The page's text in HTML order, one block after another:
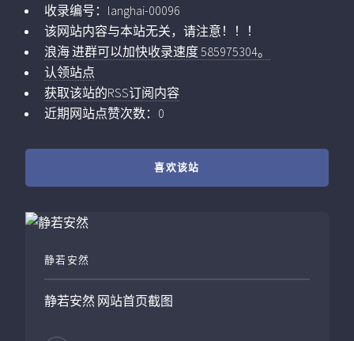
收录编号： langhai-00096
该网站内容与本站无关，请注意！！！
浪海 进群可以加快收录速度 585975304。
认领站点
获取该站的RSS订阅内容
近期网站点赞次数：0
喜欢该站
静若安然
静若安然 网站首页截图